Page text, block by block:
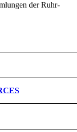
der Ruhr-